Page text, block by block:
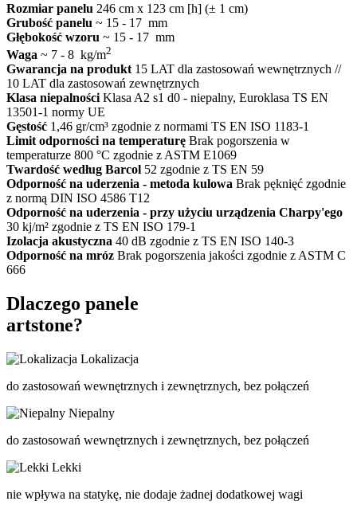
Rozmiar panelu 246 cm x 123 cm [h] (± 1 cm)
Grubość panelu ~ 15 - 17 mm
Głębokość wzoru ~ 15 - 17 mm
Waga ~ 7 - 8 kg/m2
Gwarancja na produkt 15 LAT dla zastosowań wewnętrznych //
10 LAT dla zastosowań zewnętrznych
Klasa niepalności Klasa A2 s1 d0 - niepalny, Euroklasa TS EN
13501-1 normy UE
Gęstość 1,46 gr/cm³ zgodnie z normami TS EN ISO 1183-1
Limit odporności na temperaturę Brak pogorszenia w
temperaturze 800 °C zgodnie z ASTM E1069
Twardość według Barcol 52 zgodnie z TS EN 59
Odporność na uderzenia - metoda kulowa Brak pęknięć zgodnie
z normą DIN ISO 4586 T12
Odporność na uderzenia - przy użyciu urządzenia Charpy'ego
30 kj/m² zgodnie z TS EN ISO 179-1
Izolacja akustyczna 40 dB zgodnie z TS EN ISO 140-3
Odporność na mróz Brak pogorszenia jakości zgodnie z ASTM C
666
Dlaczego panele
artstone?
Lokalizacja
do zastosowań wewnętrznych i zewnętrznych, bez połączeń
Niepalny
do zastosowań wewnętrznych i zewnętrznych, bez połączeń
Lekki
nie wpływa na statykę, nie dodaje żadnej dodatkowej wagi